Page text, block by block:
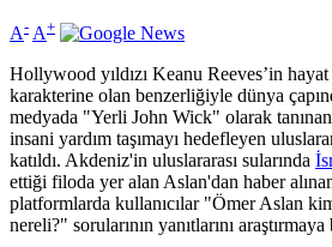
A- A+
Hollywood yıldızı Keanu Reeves’in
karakterine olan benzerliğiyle dünya
medyada "Yerli John Wick" olarak
insani yardım taşımayı hedefleyen
katıldı. Akdeniz'in uluslararası sularında
ettiği filoda yer alan Aslan'dan haber
platformlarda kullanıcılar "Ömer Aslan
nereli?" sorularının yanıtlarını araştırmaya